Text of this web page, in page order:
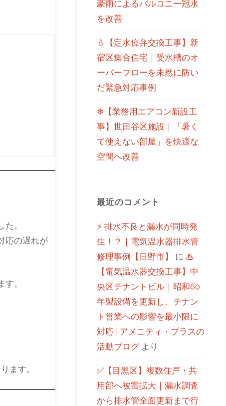
。
応の遅れが
。
ます。
豪雨によるバルコニー冠水
を改善
💧【定水位弁交換工事】新
宿区集合住宅｜受水槽のオ
ーバーフローを未然に防い
だ緊急対応事例
❄【業務用エアコン新設工
事】世田谷区施設｜「暑く
て使えない部屋」を快適な
空間へ改善
最近のコメント
⚡ 排水不良と漏水が同時発
生！？｜電気温水器排水管
修理事例【日野市】
に ♨
【電気温水器交換工事】中
央区テナントビル｜昭和60
年製設備を更新し、テナン
ト営業への影響を最小限に
対応 | アメニティ・プラスの
活動ブログより
✅【目黒区】複数住戸・共
用部へ被害拡大｜漏水調査
から排水管全面更新まで行